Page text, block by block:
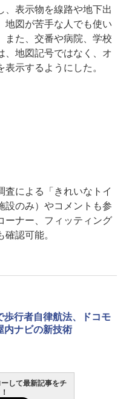
表示物を線路や地下出
地図が苦手な人でも使い
また、交番や病院、学校
、地図記号ではなく、オ
示するようにした。
による「きれいなトイ
設のみ）やコメントも参
ーナー、フィッティング
認可能。
歩行者自律航法、ドコモ
内ナビの新技術
して最新記事をチ